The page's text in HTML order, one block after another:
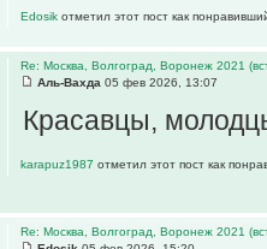
Edosik отметил этот пост как
Re: Москва, Волгоград, Воронеж 2021
Аль-Вахда 05 фев 2026, 13:07
Красавцы,
karapuz1987 отметил этот пост как
Re: Москва, Волгоград, Воронеж 2021